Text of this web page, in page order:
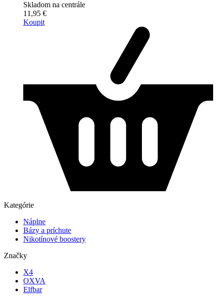
Skladom na centrále
11,95 €
Koupit
Kategórie
Náplne
Bázy a príchute
Nikotínové boostery
Značky
X4
OXVA
Elfbar